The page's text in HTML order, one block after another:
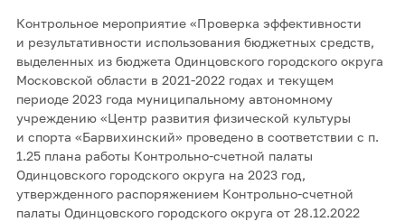
Контрольное мероприятие «Проверка эффективности
и результативности использования бюджетных средств,
выделенных из бюджета Одинцовского городского округа
Московской области в 2021-2022 годах и текущем
периоде 2023 года муниципальному автономному
учреждению «Центр развития физической культуры
и спорта «Барвихинский» проведено в соответствии с п.
1.25 плана работы Контрольно-счетной палаты
Одинцовского городского округа на 2023 год,
утвержденного распоряжением Контрольно-счетной
палаты Одинцовского городского округа от 28.12.2022